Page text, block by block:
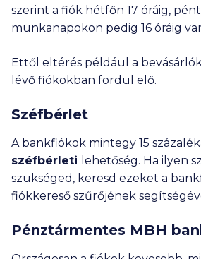
szerint a fiók hétfőn 17 óráig,
munkanapokon pedig 16 óráig
Ettől eltérés például a
lévő fiókokban fordul elő.
Széfbérlet
A bankfiókok mintegy 15
széfbérleti lehetőség. Ha ilyen
szükséged, keresd ezeket a
fiókkereső szűrőjének
Pénztármentes MBH